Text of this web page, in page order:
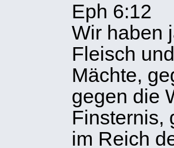
Eph 6:12
Wir haben
Fleisch
Mächte,
gegen die
Finsternis,
im Reich